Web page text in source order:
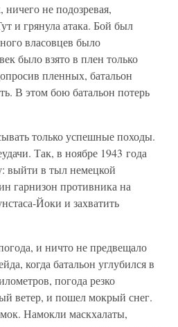
не подозревая,
и грянула атака. Бой был
власовцев было
было взято в плен только
пленных, батальон
В этом бою батальон потерь
только успешные походы.
Так, в ноябре 1943 года
выйти в тыл немецкой
гарнизон противника на
Йоки и захватить
и ничто не предвещало
когда батальон углубился в
погода резко
ветер, и пошел мокрый снег.
Намокли маскхалаты,